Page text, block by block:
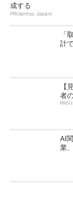
成する
PR(dentsu Japan)
「
計
【
者
AI
業